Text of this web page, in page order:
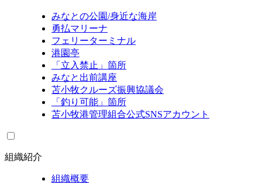
みなとの公園/身近な海岸
勇払マリーナ
フェリーターミナル
港園亭
「立入禁止」箇所
みなと出前講座
苫小牧クルーズ振興協議会
「釣り可能」箇所
苫小牧港管理組合公式SNSアカウント
組織紹介
組織概要